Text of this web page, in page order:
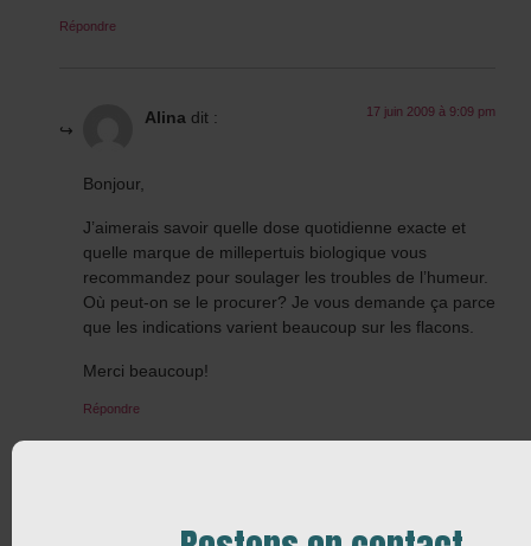
Répondre
Alina dit : 17 juin 2009 à 9:09 pm
Bonjour,
J’aimerais savoir quelle dose quotidienne exacte et
quelle marque de millepertuis biologique vous
recommandez pour soulager les troubles de l’humeur.
Où peut-on se le procurer? Je vous demande ça parce
que les indications varient beaucoup sur les flacons.
Merci beaucoup!
Répondre